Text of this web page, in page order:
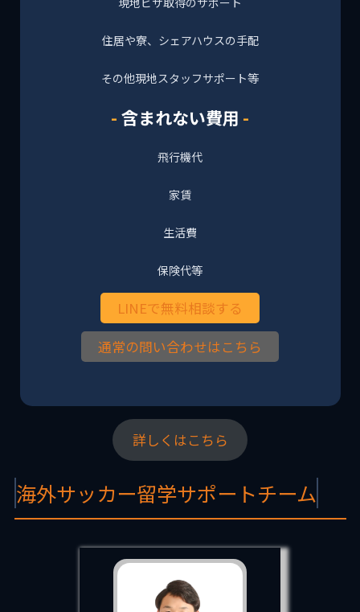
住居や寮、シェアハウスの手配
その他現地スタッフサポート等
含まれない費用
飛行機代
家賃
生活費
保険代等
LINEで無料相談する
通常の問い合わせはこちら
詳しくはこちら
海外サッカー留学サポートチーム